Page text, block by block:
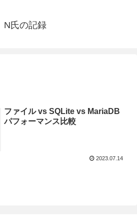
N氏の記録
ファイル vs SQLite vs MariaDB
パフォーマンス比較
2023.07.14